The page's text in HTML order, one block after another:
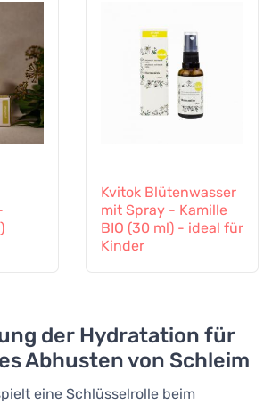
Kvitok Blütenwasser
mit Spray - Kamille
BIO (30 ml) - ideal für
Kinder
der Hydratation für
Abhusten von Schleim
eine Schlüsselrolle beim